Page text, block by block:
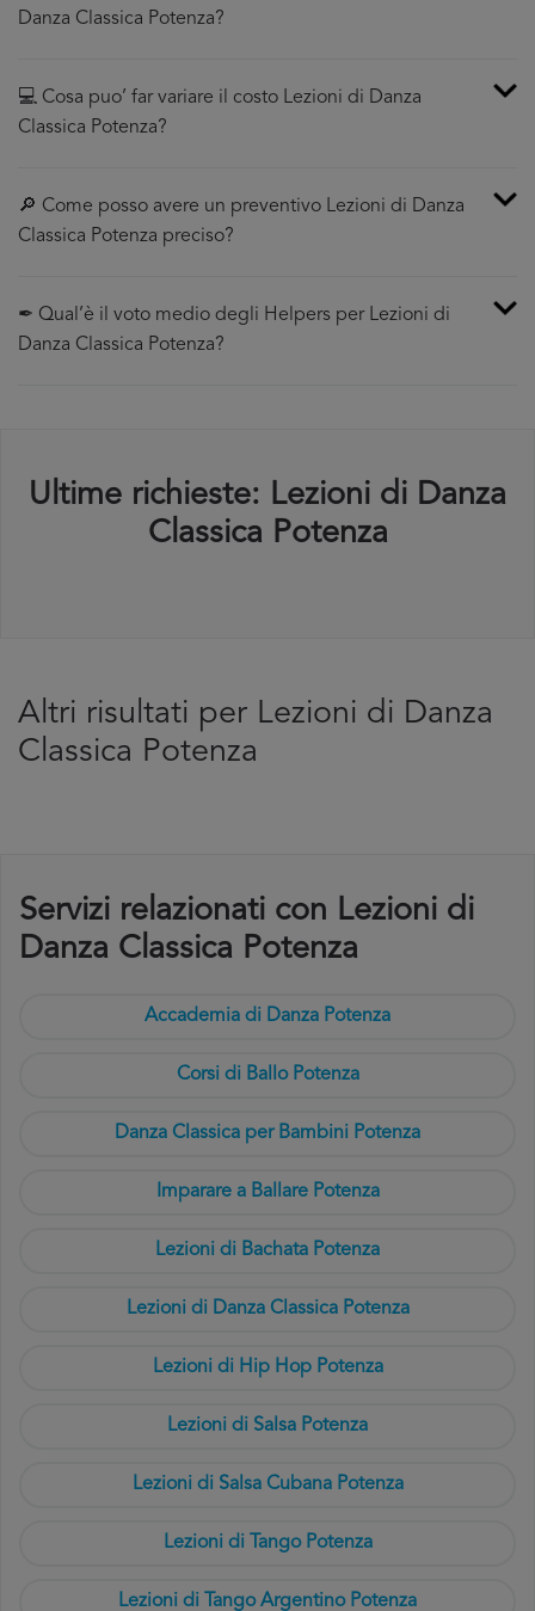
Danza Classica Potenza?
💻 Cosa puo’ far variare il costo Lezioni di Danza
Classica Potenza?
🔎 Come posso avere un preventivo Lezioni di Danza
Classica Potenza preciso?
✒ Qual’è il voto medio degli Helpers per Lezioni di
Danza Classica Potenza?
Ultime richieste: Lezioni di Danza
Classica Potenza
Altri risultati per Lezioni di Danza
Classica Potenza
Servizi relazionati con Lezioni di
Danza Classica Potenza
Accademia di Danza Potenza
Corsi di Ballo Potenza
Danza Classica per Bambini Potenza
Imparare a Ballare Potenza
Lezioni di Bachata Potenza
Lezioni di Danza Classica Potenza
Lezioni di Hip Hop Potenza
Lezioni di Salsa Potenza
Lezioni di Salsa Cubana Potenza
Lezioni di Tango Potenza
Lezioni di Tango Argentino Potenza